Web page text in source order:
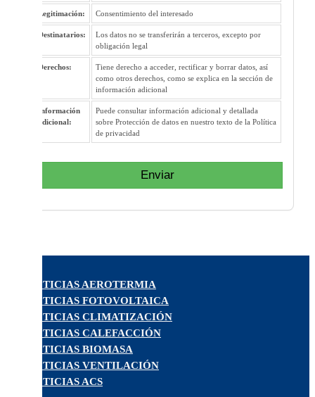
Legitimación: Consentimiento del interesado
Destinatarios:
Los datos no se transferirán a terceros, excepto por
obligación legal
Derechos:
Tiene derecho a acceder, rectificar y borrar datos, así
como otros derechos, como se explica en la sección de
información adicional
Información
adicional:
Puede consultar información adicional y detallada
sobre Protección de datos en nuestro texto de la Política
de privacidad
Enviar
NOTICIAS AEROTERMIA
NOTICIAS FOTOVOLTAICA
NOTICIAS CLIMATIZACIÓN
NOTICIAS CALEFACCIÓN
NOTICIAS BIOMASA
NOTICIAS VENTILACIÓN
NOTICIAS ACS